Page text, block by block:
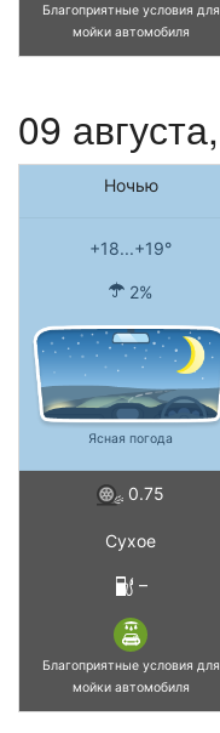
Благоприятные условия для
мойки автомобиля
09 августа,
Ночью
+18...+19°
2%
Ясная погода
0.75
Сухое
–
Благоприятные условия для
мойки автомобиля